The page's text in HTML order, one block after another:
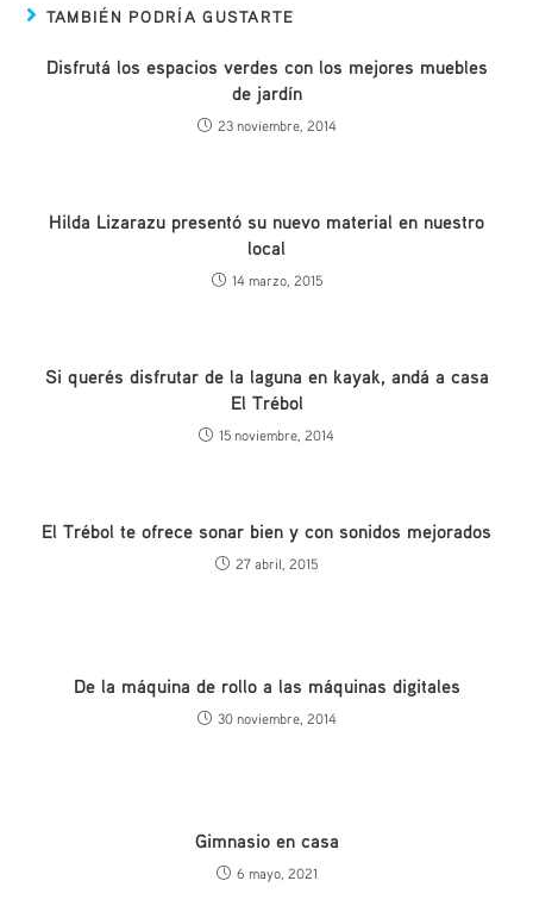
TAMBIÉN PODRÍA GUSTARTE
Disfrutá los espacios verdes con los mejores muebles
de jardín
23 noviembre, 2014
Hilda Lizarazu presentó su nuevo material en nuestro
local
14 marzo, 2015
Si querés disfrutar de la laguna en kayak, andá a casa
El Trébol
15 noviembre, 2014
El Trébol te ofrece sonar bien y con sonidos mejorados
27 abril, 2015
De la máquina de rollo a las máquinas digitales
30 noviembre, 2014
Gimnasio en casa
6 mayo, 2021